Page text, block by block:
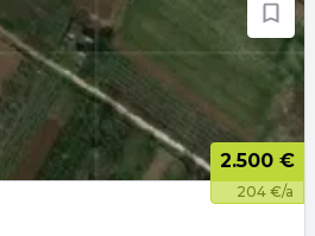
2.500 €
204 €/a